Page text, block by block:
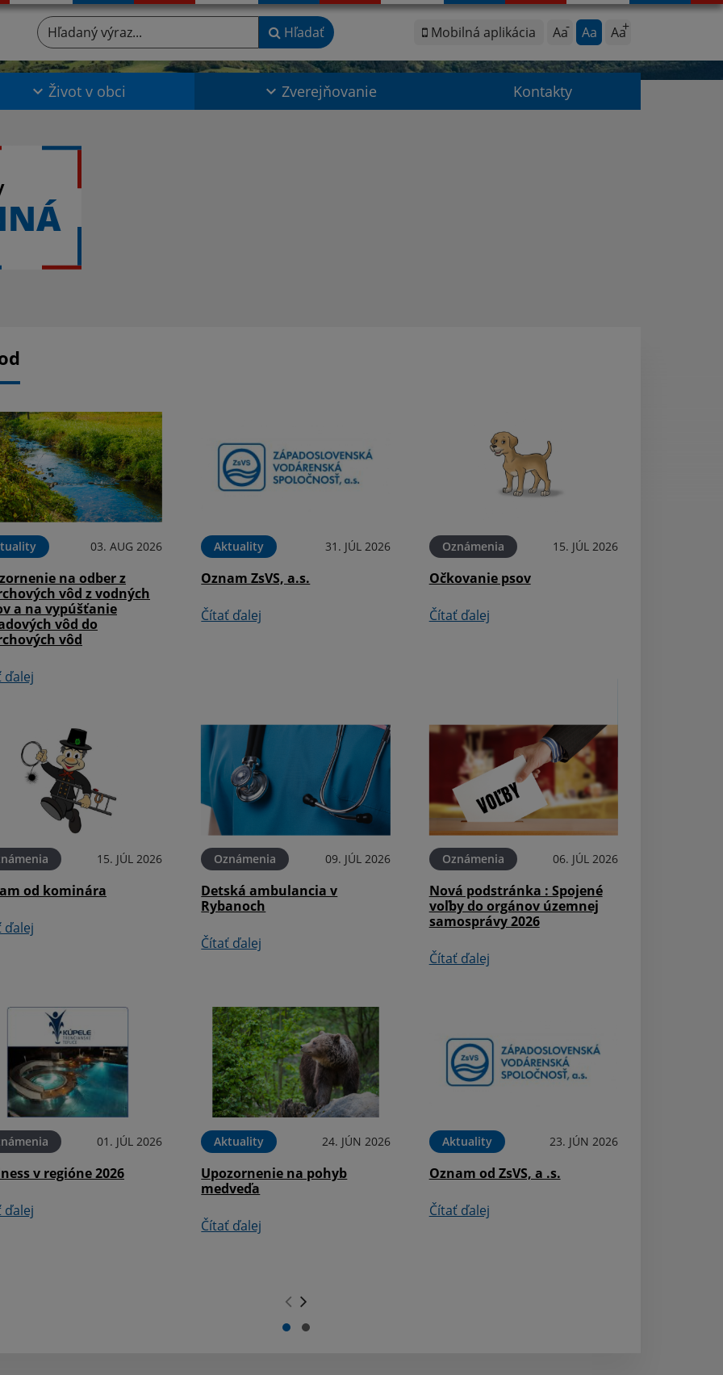
Mobilná aplikácia Aa Aa Aa
Hľadaný výraz... Hľadať
Život v obci Zverejňovanie Kontakty
03. AUG 2026
na odber z
vôd z vodných
a na vypúšťanie
vôd do
vôd
ďalej
Aktuality 31. JÚL 2026
Oznam ZsVS, a.s.
Čítať ďalej
Oznámenia 15. JÚL 2026
Očkovanie psov
Čítať ďalej
15. JÚL 2026
od kominára
ďalej
Oznámenia 09. JÚL 2026
Detská ambulancia v
Rybanoch
Čítať ďalej
Oznámenia 06. JÚL 2026
Nová podstránka : Spojené
voľby do orgánov územnej
samosprávy 2026
Čítať ďalej
01. JÚL 2026
v regióne 2026
ďalej
Aktuality 24. JÚN 2026
Upozornenie na pohyb
medveďa
Čítať ďalej
Aktuality 23. JÚN 2026
Oznam od ZsVS, a .s.
Čítať ďalej